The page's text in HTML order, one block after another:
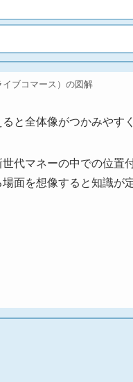
ブコマース）の図解
と全体像がつかみやす
代マネーの中での位置
面を想像すると知識が